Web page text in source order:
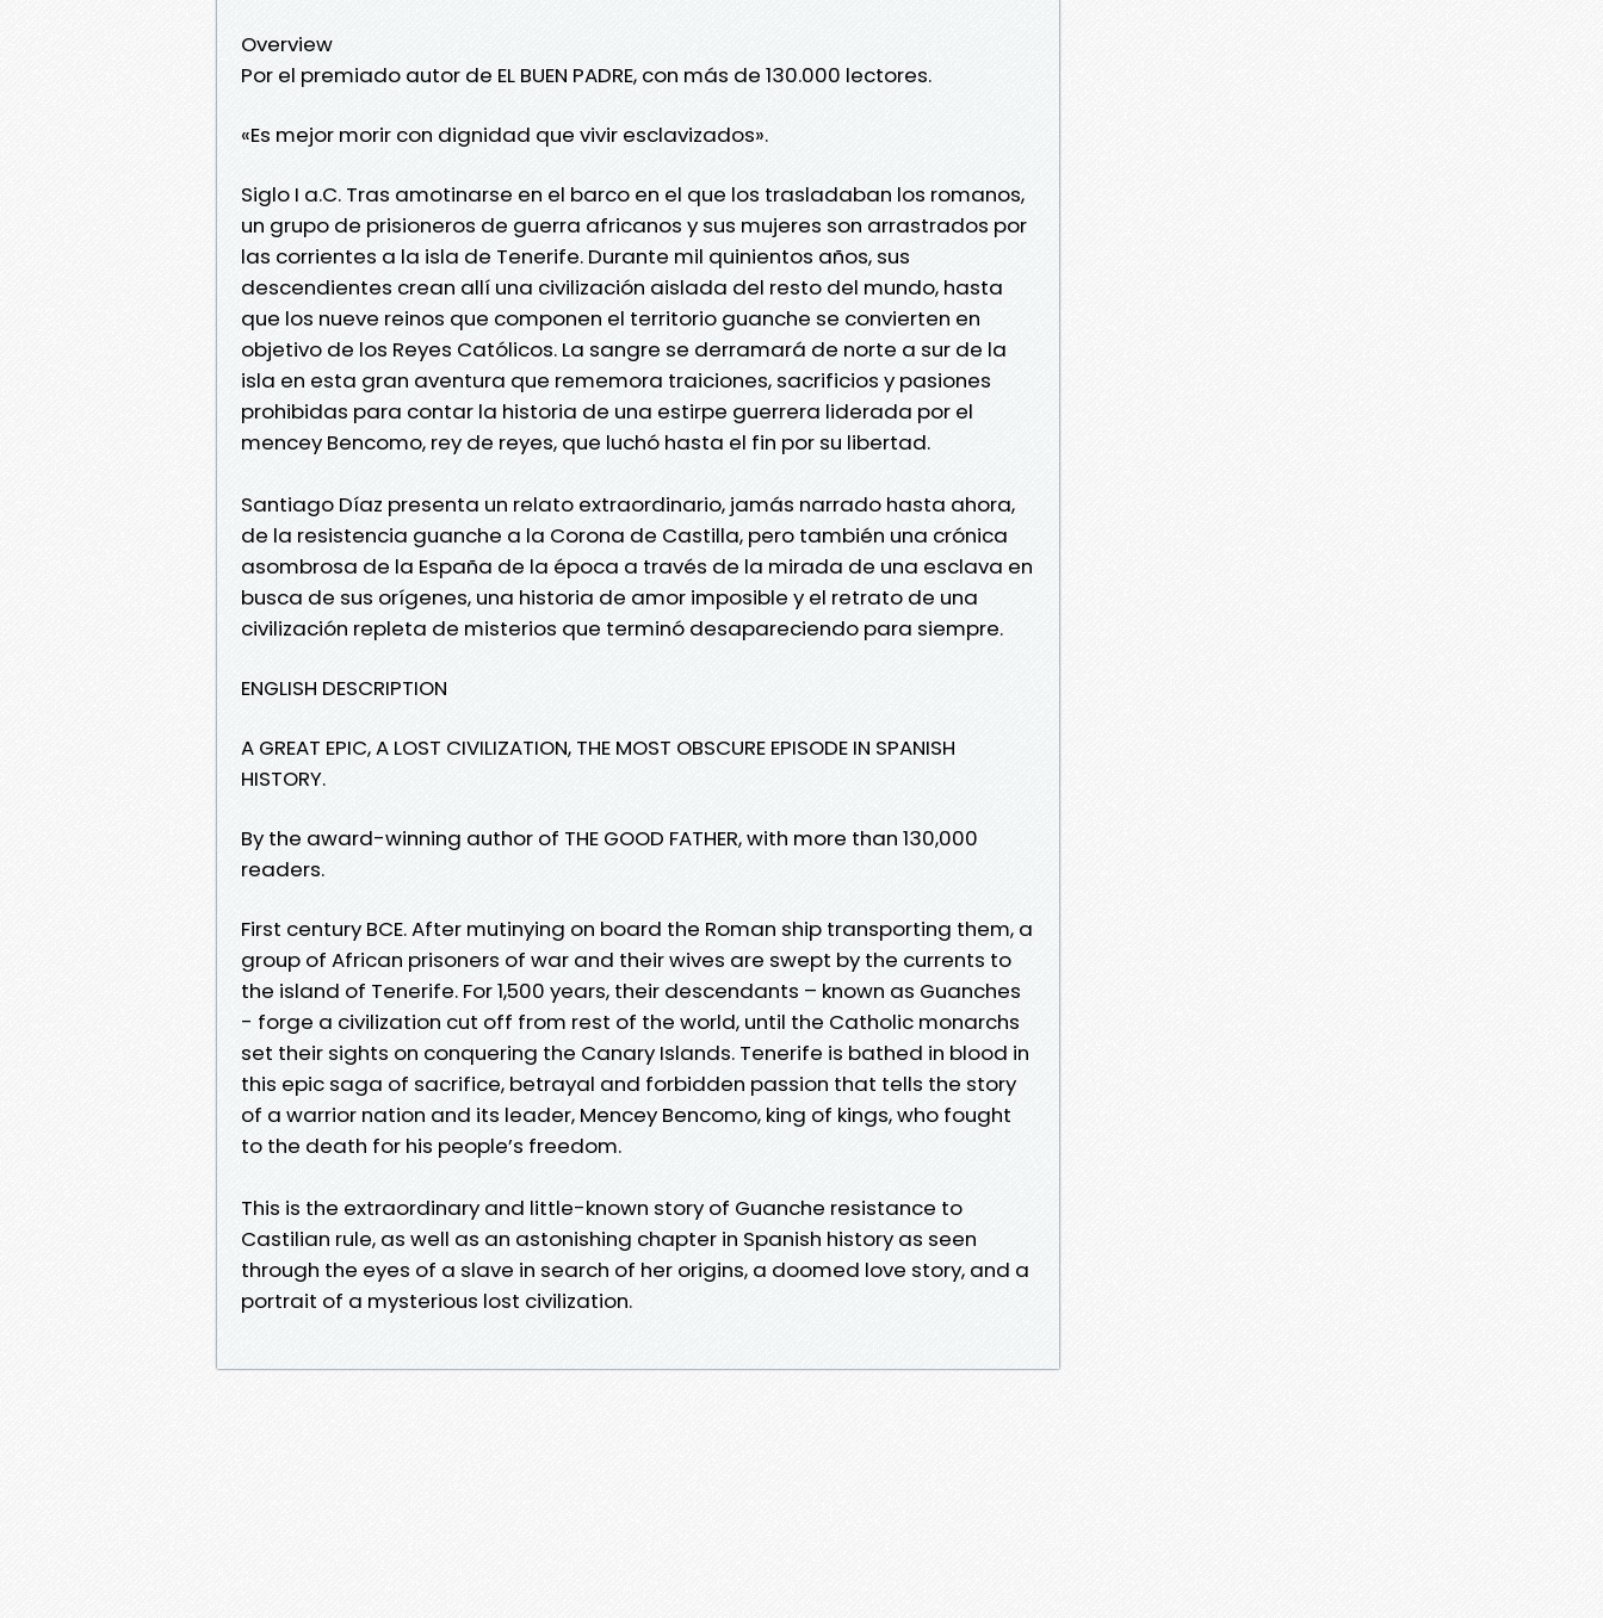
Overview
Por el premiado autor de EL BUEN PADRE, con más de 130.000 lectores.
«Es mejor morir con dignidad que vivir esclavizados».
Siglo I a.C. Tras amotinarse en el barco en el que los trasladaban los romanos,
un grupo de prisioneros de guerra africanos y sus mujeres son arrastrados por
las corrientes a la isla de Tenerife. Durante mil quinientos años, sus
descendientes crean allí una civilización aislada del resto del mundo, hasta
que los nueve reinos que componen el territorio guanche se convierten en
objetivo de los Reyes Católicos. La sangre se derramará de norte a sur de la
isla en esta gran aventura que rememora traiciones, sacrificios y pasiones
prohibidas para contar la historia de una estirpe guerrera liderada por el
mencey Bencomo, rey de reyes, que luchó hasta el fin por su libertad.
Santiago Díaz presenta un relato extraordinario, jamás narrado hasta ahora,
de la resistencia guanche a la Corona de Castilla, pero también una crónica
asombrosa de la España de la época a través de la mirada de una esclava en
busca de sus orígenes, una historia de amor imposible y el retrato de una
civilización repleta de misterios que terminó desapareciendo para siempre.
ENGLISH DESCRIPTION
A GREAT EPIC, A LOST CIVILIZATION, THE MOST OBSCURE EPISODE IN SPANISH
HISTORY.
By the award-winning author of THE GOOD FATHER, with more than 130,000
readers.
First century BCE. After mutinying on board the Roman ship transporting them, a
group of African prisoners of war and their wives are swept by the currents to
the island of Tenerife. For 1,500 years, their descendants – known as Guanches
- forge a civilization cut off from rest of the world, until the Catholic monarchs
set their sights on conquering the Canary Islands. Tenerife is bathed in blood in
this epic saga of sacrifice, betrayal and forbidden passion that tells the story
of a warrior nation and its leader, Mencey Bencomo, king of kings, who fought
to the death for his people’s freedom.
This is the extraordinary and little-known story of Guanche resistance to
Castilian rule, as well as an astonishing chapter in Spanish history as seen
through the eyes of a slave in search of her origins, a doomed love story, and a
portrait of a mysterious lost civilization.